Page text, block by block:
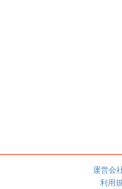
運営会
利用